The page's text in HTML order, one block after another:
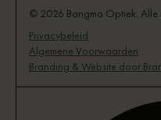
© 2026 Bangma Optiek. Alle
Privacybeleid
Algemene Voorwaarden
Branding & Website door